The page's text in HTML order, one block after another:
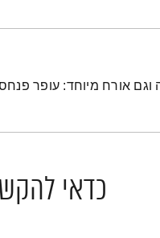
וגם אורח מיוחד: עופר
כדאי